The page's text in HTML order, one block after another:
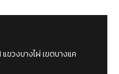
ขวงบางไผ่ เขตบางแค